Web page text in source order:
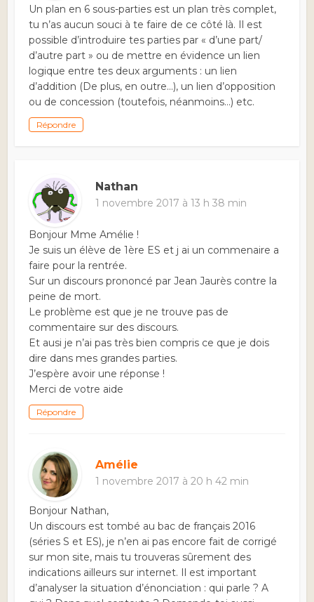
Un plan en 6 sous-parties est un plan très complet,
tu n’as aucun souci à te faire de ce côté là. Il est
possible d’introduire tes parties par « d’une part/
d’autre part » ou de mettre en évidence un lien
logique entre tes deux arguments : un lien
d’addition (De plus, en outre…), un lien d’opposition
ou de concession (toutefois, néanmoins…) etc.
Répondre
Nathan
1 novembre 2017 à 13 h 38 min
Bonjour Mme Amélie !
Je suis un élève de 1ère ES et j ai un commenaire a
faire pour la rentrée.
Sur un discours prononcé par Jean Jaurès contre la
peine de mort.
Le problème est que je ne trouve pas de
commentaire sur des discours.
Et ausi je n’ai pas très bien compris ce que je dois
dire dans mes grandes parties.
J’espère avoir une réponse !
Merci de votre aide
Répondre
Amélie
1 novembre 2017 à 20 h 42 min
Bonjour Nathan,
Un discours est tombé au bac de français 2016
(séries S et ES), je n’en ai pas encore fait de corrigé
sur mon site, mais tu trouveras sûrement des
indications ailleurs sur internet. Il est important
d’analyser la situation d’énonciation : qui parle ? A